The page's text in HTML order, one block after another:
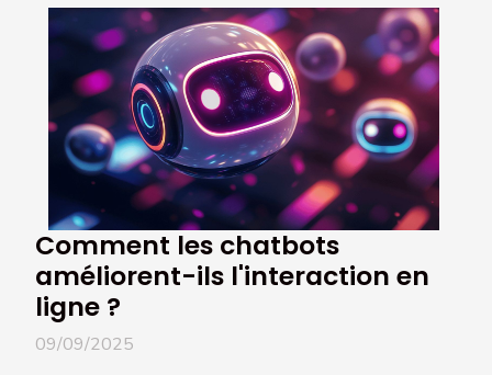
Comment les chatbots
améliorent-ils l'interaction en
ligne ?
09/09/2025